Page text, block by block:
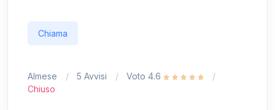
Chiama
Almese 5 Avvisi
Voto 4.6
Chiuso